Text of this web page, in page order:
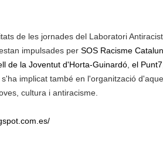
de les jornades del Laboratori
impulsades per SOS Racisme
de la Joventut d'Horta-Guinardó el Punt7
s'ha implicat també en l'organització
cultura i antiracisme.
c
e
l
o
n
: